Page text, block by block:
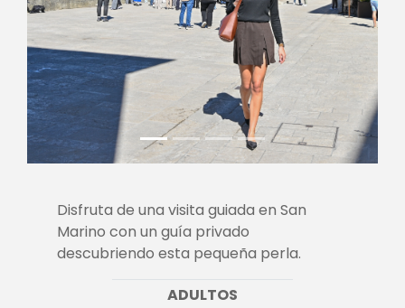
Disfruta de una visita guiada en San
Marino con un guía privado
descubriendo esta pequeña perla.
ADULTOS